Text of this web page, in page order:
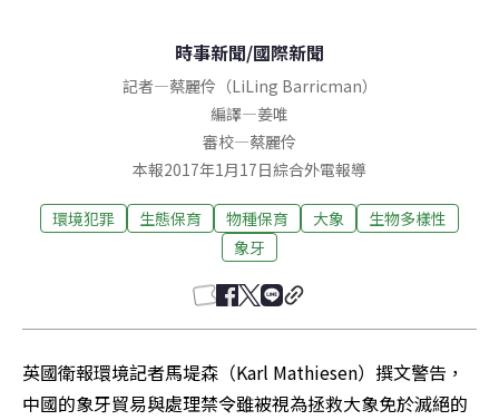
時事新聞/國際新聞
記者—蔡麗伶（LiLing Barricman）
編譯—姜唯
審校—蔡麗伶
本報2017年1月17日綜合外電報導
環境犯罪 生態保育 物種保育 大象
生物多樣性
象牙
英國衛報環境記者馬堤森（Karl Mathiesen）撰文警告，
中國的象牙貿易與處理禁令雖被視為拯救大象免於滅絕的